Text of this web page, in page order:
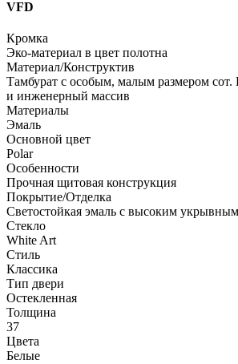
VFD
Кромка
Эко-материал в цвет полотна
Материал/Конструктив
Тамбурат с особым, малым размером
и инженерный массив
Материалы
Эмаль
Основной цвет
Polar
Особенности
Прочная щитовая конструкция
Покрытие/Отделка
Светостойкая эмаль с высоким
Стекло
White Art
Стиль
Классика
Тип двери
Остекленная
Толщина
37
Цвета
Белые